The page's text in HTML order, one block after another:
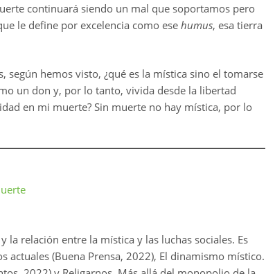
continuará siendo un mal que soportamos pero
le define por excelencia como ese humus, esa tierra
según hemos visto, ¿qué es la mística sino el tomarse
un don y, por lo tanto, vivida desde la libertad
en mi muerte? Sin muerte no hay mística, por lo
relación entre la mística y las luchas sociales. Es
(Buena Prensa, 2022), El dinamismo místico.